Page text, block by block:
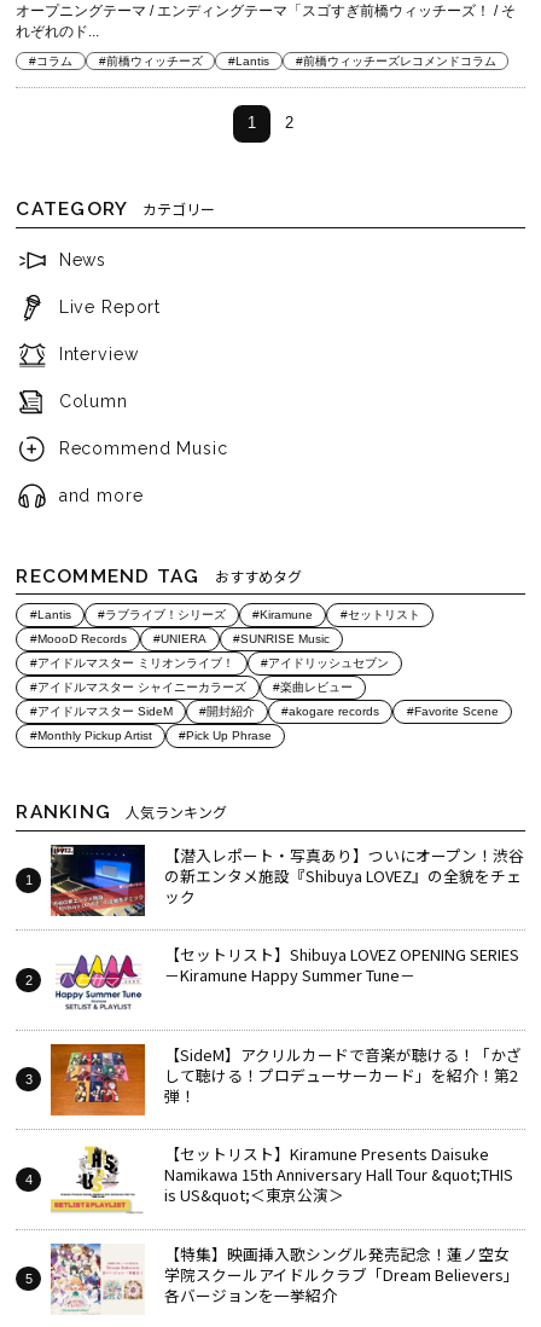
オープニングテーマ / エンディングテーマ「スゴすぎ前橋ウィッチーズ！ / そ
れぞれのド...
#コラム #前橋ウィッチーズ #Lantis #前橋ウィッチーズレコメンドコラム
1 2
CATEGORY カテゴリー
News
Live Report
Interview
Column
Recommend Music
and more
RECOMMEND TAG おすすめタグ
#Lantis #ラブライブ！シリーズ #Kiramune
#セットリスト
#MoooD Records
#UNIERA
#SUNRISE Music
#アイドルマスター ミリオンライブ！
#アイドリッシュセブン
#アイドルマスター シャイニーカラーズ
#楽曲レビュー
#アイドルマスター SideM
#開封紹介 #akogare records
#Favorite Scene
#Monthly Pickup Artist
#Pick Up Phrase
RANKING 人気ランキング
【潜入レポート・写真あり】ついにオープン！渋谷
の新エンタメ施設『Shibuya LOVEZ』の全貌をチェ
ック
【セットリスト】Shibuya LOVEZ OPENING SERIES
－Kiramune Happy Summer Tune－
【SideM】アクリルカードで音楽が聴ける！「かざ
して聴ける！プロデューサーカード」を紹介！第2
弾！
【セットリスト】Kiramune Presents Daisuke
Namikawa 15th Anniversary Hall Tour &quot;THIS
is US&quot;＜東京公演＞
【特集】映画挿入歌シングル発売記念！蓮ノ空女
学院スクールアイドルクラブ「Dream Believers」
各バージョンを一挙紹介